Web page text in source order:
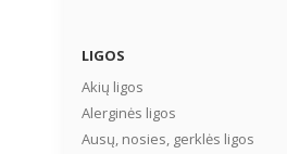
LIGOS
Akių ligos
Alerginės ligos
Ausų, nosies, gerklės ligos